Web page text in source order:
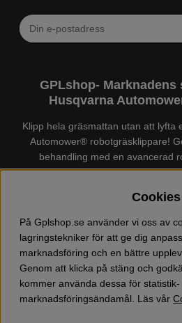
GPLshop-
Husqvarna
Klipp hela gräsmattan utan att lyfta
Automower® robotgräsklippare!
behandling med en avancerad
Husqvarna. Det finns en
marknadens största urval av
Husqvarna Automower® och
Husqvarna skog och
motorsågskläder och skor,
jordfräs, lövblås, högtryckstvätt,
kapmaskin, yxa, leksaker, olja
Cookies
På Gplshop.se använder vi oss av
lagringstekniker för att ge dig
marknadsföring och en bättre
Genom att klicka på stäng och
kommer använda dessa för statistik-
marknadsföringsändamål. Läs vår